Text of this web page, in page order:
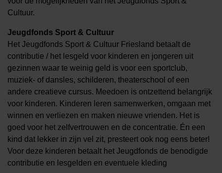
Cultuur.
Jeugdfonds Sport & Cultuur
Het Jeugdfonds Sport & Cultuur Friesland betaalt de
contributie / het lesgeld voor kinderen en jongeren uit
gezinnen waar te weinig geld is voor een sportclub,
muziek- of dansles, schilderen, theaterschool of een
andere creatieve cursus. Meedoen is ontzettend belangrijk
voor kinderen. Kinderen leren samenwerken, omgaan met
winnen en verliezen en maken nieuwe vrienden. Het is
goed voor het zelfvertrouwen en de concentratie. Én een
kind dat lekker in zijn vel zit, presteert ook nog eens beter!
Voor deze kinderen betaalt het Jeugdfonds de benodigde
contributie en lesgelden en eventuele kleding